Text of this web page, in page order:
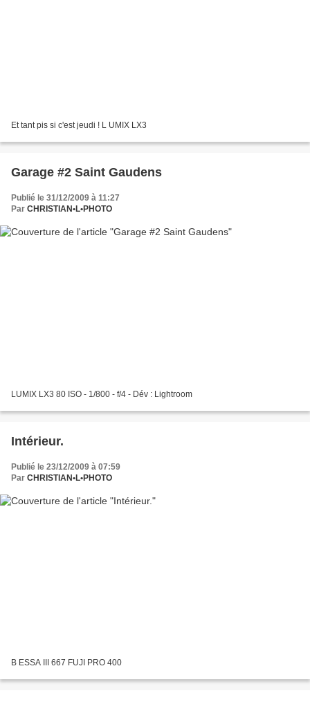
Et tant pis si c'est jeudi ! L UMIX LX3
Garage #2 Saint Gaudens
Publié le 31/12/2009 à 11:27
Par CHRISTIAN•L•PHOTO
LUMIX LX3 80 ISO - 1/800 - f/4 - Dév : Lightroom
Intérieur.
Publié le 23/12/2009 à 07:59
Par CHRISTIAN•L•PHOTO
B ESSA III 667 FUJI PRO 400